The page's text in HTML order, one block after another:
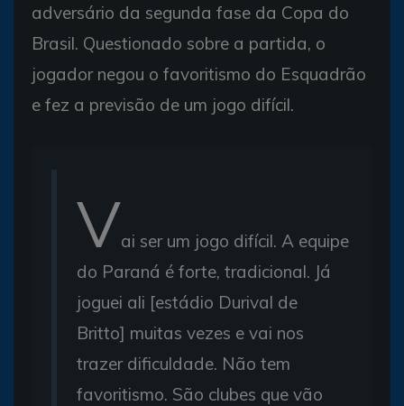
adversário da segunda fase da Copa do
Brasil. Questionado sobre a partida, o
jogador negou o favoritismo do Esquadrão
e fez a previsão de um jogo difícil.
Vai ser um jogo difícil. A equipe
do Paraná é forte, tradicional. Já
joguei ali [estádio Durival de
Britto] muitas vezes e vai nos
trazer dificuldade. Não tem
favoritismo. São clubes que vão